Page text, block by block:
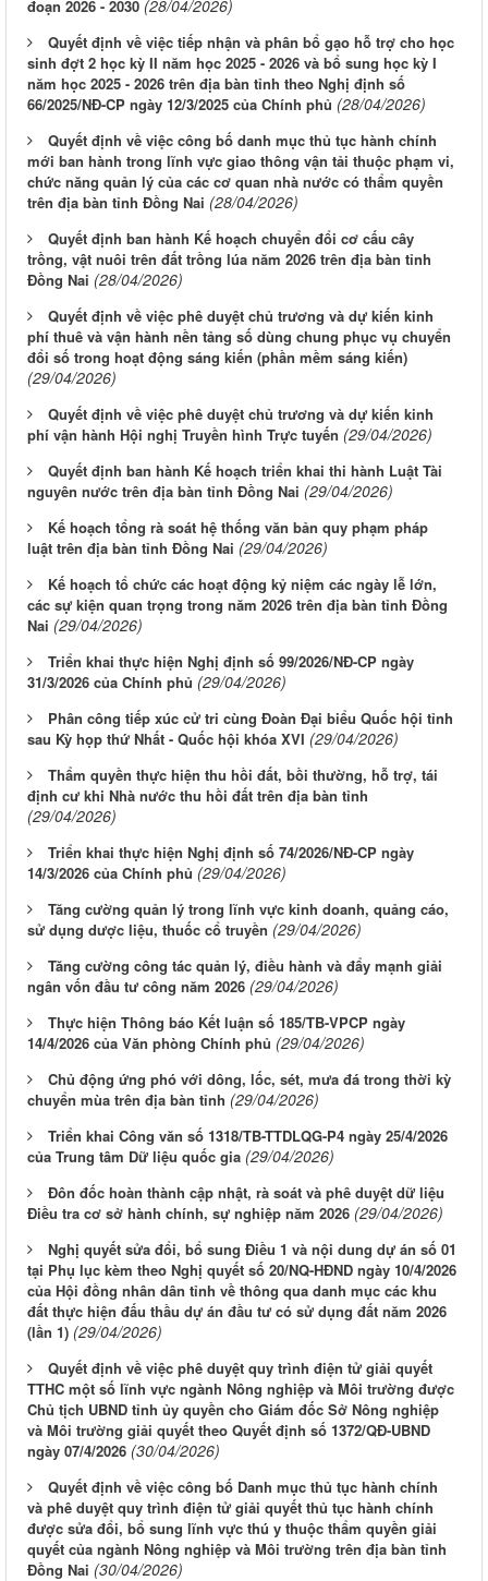
đoạn 2026 - 2030 (28/04/2026)
Quyết định về việc tiếp nhận và phân bổ gạo hỗ trợ cho học
sinh đợt 2 học kỳ II năm học 2025 - 2026 và bổ sung học kỳ I
năm học 2025 - 2026 trên địa bàn tỉnh theo Nghị định số
66/2025/NĐ-CP ngày 12/3/2025 của Chính phủ (28/04/2026)
Quyết định về việc công bố danh mục thủ tục hành chính
mới ban hành trong lĩnh vực giao thông vận tải thuộc phạm vi,
chức năng quản lý của các cơ quan nhà nước có thẩm quyền
trên địa bàn tỉnh Đồng Nai (28/04/2026)
Quyết định ban hành Kế hoạch chuyển đổi cơ cấu cây
trồng, vật nuôi trên đất trồng lúa năm 2026 trên địa bàn tỉnh
Đồng Nai (28/04/2026)
Quyết định về việc phê duyệt chủ trương và dự kiến kinh
phí thuê và vận hành nền tảng số dùng chung phục vụ chuyển
đổi số trong hoạt động sáng kiến (phần mềm sáng kiến)
(29/04/2026)
Quyết định về việc phê duyệt chủ trương và dự kiến kinh
phí vận hành Hội nghị Truyền hình Trực tuyến (29/04/2026)
Quyết định ban hành Kế hoạch triển khai thi hành Luật Tài
nguyên nước trên địa bàn tỉnh Đồng Nai (29/04/2026)
Kế hoạch tổng rà soát hệ thống văn bản quy phạm pháp
luật trên địa bàn tỉnh Đồng Nai (29/04/2026)
Kế hoạch tổ chức các hoạt động kỷ niệm các ngày lễ lớn,
các sự kiện quan trọng trong năm 2026 trên địa bàn tỉnh Đồng
Nai (29/04/2026)
Triển khai thực hiện Nghị định số 99/2026/NĐ-CP ngày
31/3/2026 của Chính phủ (29/04/2026)
Phân công tiếp xúc cử tri cùng Đoàn Đại biểu Quốc hội tỉnh
sau Kỳ họp thứ Nhất - Quốc hội khóa XVI (29/04/2026)
Thẩm quyền thực hiện thu hồi đất, bồi thường, hỗ trợ, tái
định cư khi Nhà nước thu hồi đất trên địa bàn tỉnh
(29/04/2026)
Triển khai thực hiện Nghị định số 74/2026/NĐ-CP ngày
14/3/2026 của Chính phủ (29/04/2026)
Tăng cường quản lý trong lĩnh vực kinh doanh, quảng cáo,
sử dụng dược liệu, thuốc cổ truyền (29/04/2026)
Tăng cường công tác quản lý, điều hành và đẩy mạnh giải
ngân vốn đầu tư công năm 2026 (29/04/2026)
Thực hiện Thông báo Kết luận số 185/TB-VPCP ngày
14/4/2026 của Văn phòng Chính phủ (29/04/2026)
Chủ động ứng phó với dông, lốc, sét, mưa đá trong thời kỳ
chuyển mùa trên địa bàn tỉnh (29/04/2026)
Triển khai Công văn số 1318/TB-TTDLQG-P4 ngày 25/4/2026
của Trung tâm Dữ liệu quốc gia (29/04/2026)
Đôn đốc hoàn thành cập nhật, rà soát và phê duyệt dữ liệu
Điều tra cơ sở hành chính, sự nghiệp năm 2026 (29/04/2026)
Nghị quyết sửa đổi, bổ sung Điều 1 và nội dung dự án số 01
tại Phụ lục kèm theo Nghị quyết số 20/NQ-HĐND ngày 10/4/2026
của Hội đồng nhân dân tỉnh về thông qua danh mục các khu
đất thực hiện đấu thầu dự án đầu tư có sử dụng đất năm 2026
(lần 1) (29/04/2026)
Quyết định về việc phê duyệt quy trình điện tử giải quyết
TTHC một số lĩnh vực ngành Nông nghiệp và Môi trường được
Chủ tịch UBND tỉnh ủy quyền cho Giám đốc Sở Nông nghiệp
và Môi trường giải quyết theo Quyết định số 1372/QĐ-UBND
ngày 07/4/2026 (30/04/2026)
Quyết định về việc công bố Danh mục thủ tục hành chính
và phê duyệt quy trình điện tử giải quyết thủ tục hành chính
được sửa đổi, bổ sung lĩnh vực thú y thuộc thẩm quyền giải
quyết của ngành Nông nghiệp và Môi trường trên địa bàn tỉnh
Đồng Nai (30/04/2026)